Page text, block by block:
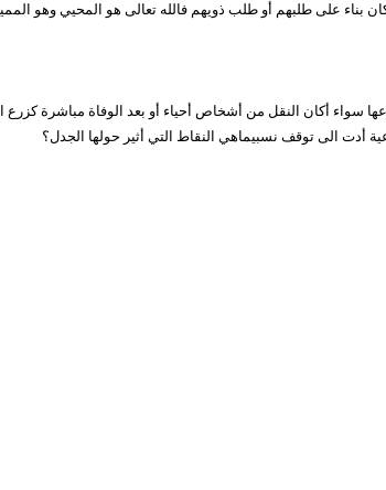
بناء على طلبهم أو طلب ذويهم فالله تعالى هو المحيي وهو
أكان النقل من أشخاص أحياء أو بعد الوفاة مباشرة كزرع
أدت الى توقف نسبيماهي النقاط التي أثير حولها الجدل؟